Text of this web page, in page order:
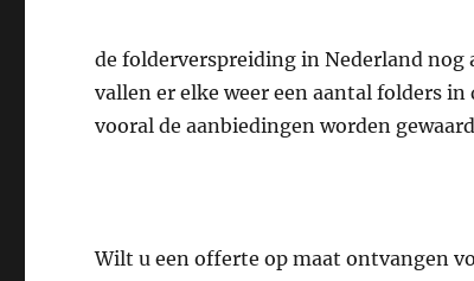
de folderverspreiding in Nederland
vallen er elke weer een aantal folders
vooral de aanbiedingen worden
Wilt u een offerte op maat ontvangen